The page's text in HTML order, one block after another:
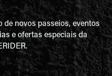
novos passeios, eventos
e ofertas especiais da